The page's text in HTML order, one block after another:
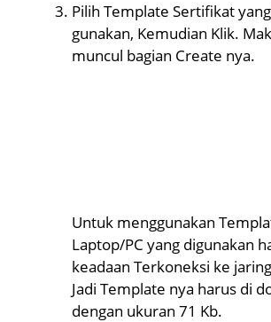
Pilih Template Sertifikat
gunakan, Kemudian Klik.
muncul bagian Create nya.
Untuk menggunakan
Laptop/PC yang digunakan
keadaan Terkoneksi ke
Jadi Template nya harus di
dengan ukuran 71 Kb.